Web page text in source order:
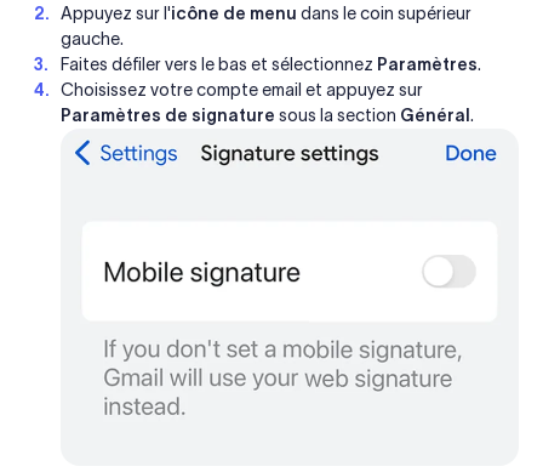
Appuyez sur l'icône de menu dans le coin supérieur
gauche.
Faites défiler vers le bas et sélectionnez Paramètres.
Choisissez votre compte email et appuyez sur
Paramètres de signature sous la section Général .